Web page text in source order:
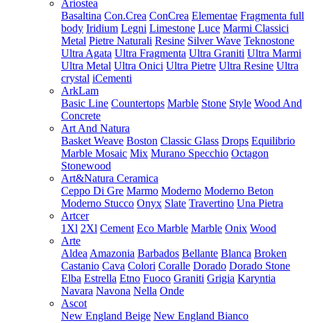
Ariostea
Basaltina Con.Crea ConCrea Elementae Fragmenta full
body Iridium Legni Limestone Luce Marmi Classici
Metal Pietre Naturali Resine Silver Wave Teknostone
Ultra Agata Ultra Fragmenta Ultra Graniti Ultra Marmi
Ultra Metal Ultra Onici Ultra Pietre Ultra Resine Ultra
crystal iCementi
ArkLam
Basic Line Countertops Marble Stone Style Wood And
Concrete
Art And Natura
Basket Weave Boston Classic Glass Drops Equilibrio
Marble Mosaic Mix Murano Specchio Octagon
Stonewood
Art&Natura Ceramica
Ceppo Di Gre Marmo Moderno Moderno Beton
Moderno Stucco Onyx Slate Travertino Una Pietra
Artcer
1Xl 2Xl Cement Eco Marble Marble Onix Wood
Arte
Aldea Amazonia Barbados Bellante Blanca Broken
Castanio Cava Colori Coralle Dorado Dorado Stone
Elba Estrella Etno Fuoco Graniti Grigia Karyntia
Navara Navona Nella Onde
Ascot
New England Beige New England Bianco